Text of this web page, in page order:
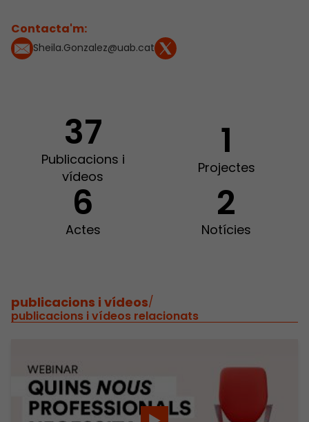
Contacta'm:
Sheila.Gonzalez@uab.cat
37
Publicacions i
vídeos
1
Projectes
6
Actes
2
Notícies
publicacions i vídeos/
publicacions i vídeos relacionats